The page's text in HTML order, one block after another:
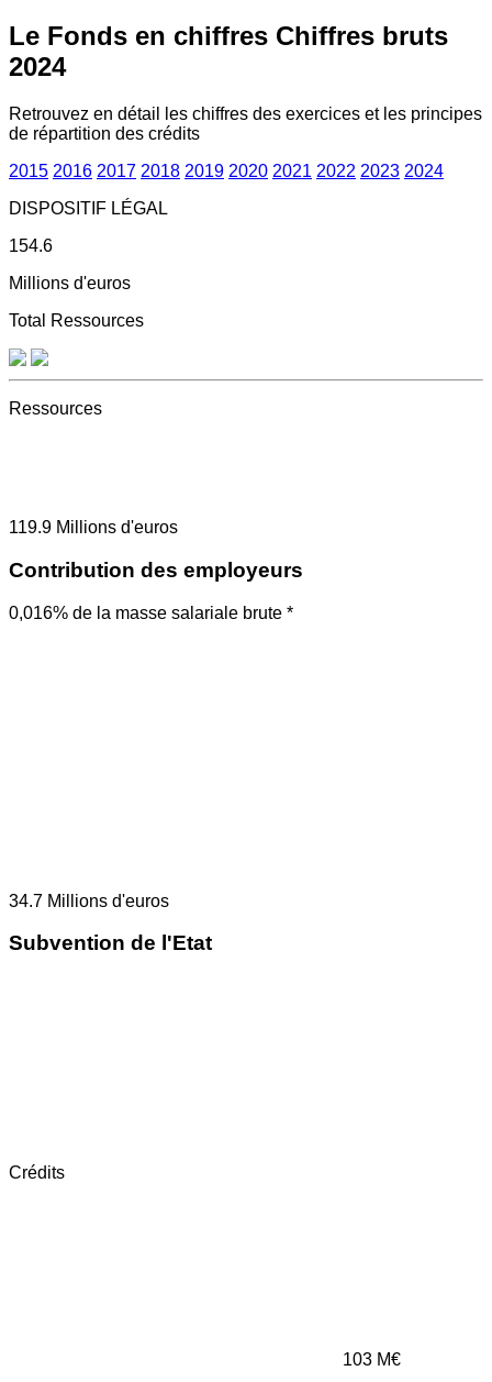
Le Fonds en chiffres Chiffres bruts
2024
Retrouvez en détail les chiffres des exercices et les principes
de répartition des crédits
2015 2016 2017 2018 2019 2020 2021 2022 2023 2024
DISPOSITIF LÉGAL
154.6
Millions d'euros
Total Ressources
Ressources
119.9 Millions d'euros
Contribution des employeurs
0,016% de la masse salariale brute *
34.7 Millions d'euros
Subvention de l'Etat
Crédits
103 M€